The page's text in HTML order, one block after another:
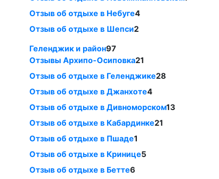
Отзыв об отдыхе в Небуге4
Отзыв об отдыхе в Шепси2
Геленджик и район97
Отзывы Архипо-Осиповка21
Отзыв об отдыхе в Геленджике28
Отзыв об отдыхе в Джанхоте4
Отзыв об отдыхе в Дивноморском13
Отзыв об отдыхе в Кабардинке21
Отзыв об отдыхе в Пшаде1
Отзыв об отдыхе в Кринице5
Отзыв об отдыхе в Бетте6